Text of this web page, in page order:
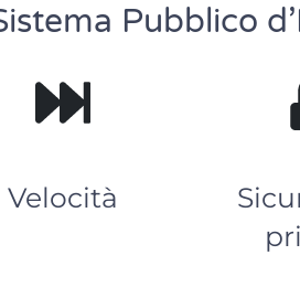
Pubblico
Velocità